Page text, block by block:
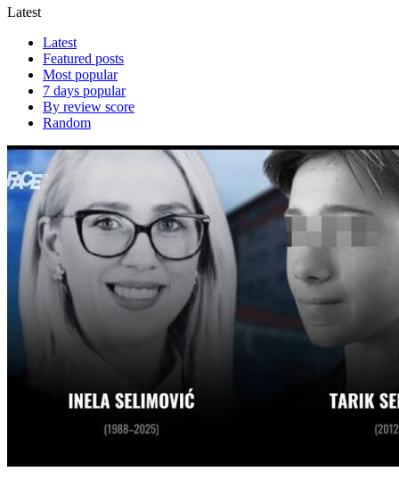
Latest
Latest
Featured posts
Most popular
7 days popular
By review score
Random